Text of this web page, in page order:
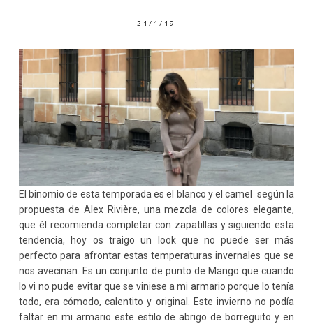
21/1/19
El binomio de esta temporada es el blanco y el camel según la
propuesta de Alex Rivière, una mezcla de colores elegante,
que él recomienda completar con zapatillas y siguiendo esta
tendencia, hoy os traigo un look que no puede ser más
perfecto para afrontar estas temperaturas invernales que se
nos avecinan. Es un conjunto de punto de Mango que cuando
lo vi no pude evitar que se viniese a mi armario porque lo tenía
todo, era cómodo, calentito y original. Este invierno no podía
faltar en mi armario este estilo de abrigo de borreguito y en